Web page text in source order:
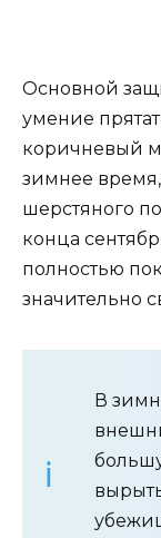
Основной
умение
коричневый
зимнее
шерстяного
конца
полностью
значительно
В